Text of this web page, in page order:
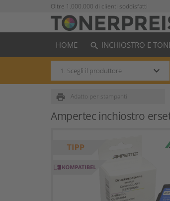
Oltre 1.000.000 di clienti soddisfatti
HOME search INCHIOSTRO E
keyboard_arrow_down
Adatto per stampanti
print
Ampertec inchiostro